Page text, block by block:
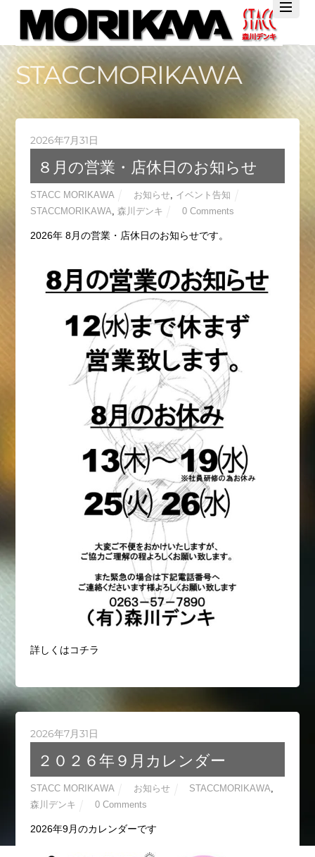
TwitterFacebook
YouTube
STACCMORIKAWA
2026年7月31日
８月の営業・店休日のお知らせ
STACC MORIKAWA お知らせ, イベント告知
STACCMORIKAWA 森川デンキ 0 Comments
2026年 8月の営業・店休日のお知らせです。
詳しくはコチラ
2026年7月31日
２０２６年９月カレンダー
STACC MORIKAWA お知らせ STACCMORIKAWA,
森川デンキ
0 Comments
2026年9月のカレンダーです